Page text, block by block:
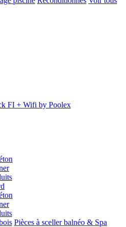
FI + Wifi by Poolex
Pièces à sceller balnéo & Spa